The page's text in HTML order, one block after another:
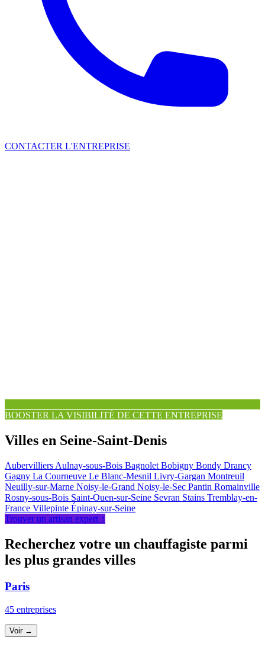
CONTACTER L'ENTREPRISE
BOOSTER LA VISIBILITÉ DE CETTE ENTREPRISE
Villes en Seine-Saint-Denis
Aubervilliers Aulnay-sous-Bois Bagnolet Bobigny Bondy Drancy
Gagny La Courneuve Le Blanc-Mesnil Livry-Gargan Montreuil
Neuilly-sur-Marne Noisy-le-Grand Noisy-le-Sec Pantin Romainville
Rosny-sous-Bois Saint-Ouen-sur-Seine Sevran Stains Tremblay-en-
France Villepinte Épinay-sur-Seine
Trouver un artisan expert ↑
Recherchez votre un chauffagiste parmi
les plus grandes villes
Paris
45 entreprises
Voir →